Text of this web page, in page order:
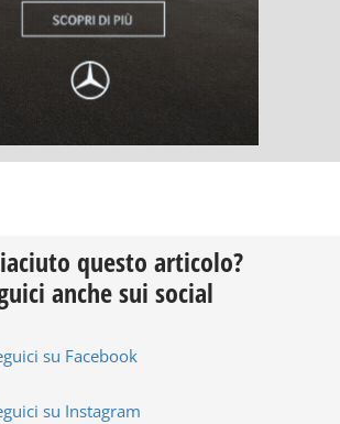
questo articolo?
anche sui social
su Facebook
su Instagram